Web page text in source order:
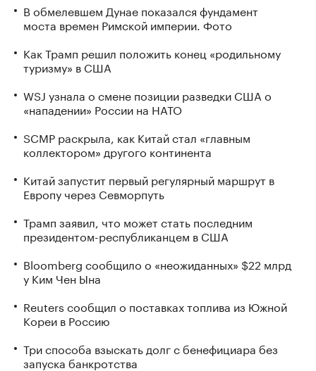
В обмелевшем Дунае показался фундамент
моста времен Римской империи. Фото
Как Трамп решил положить конец «родильному
туризму» в США
WSJ узнала о смене позиции разведки США о
«нападении» России на НАТО
SCMP раскрыла, как Китай стал «главным
коллектором» другого континента
Китай запустит первый регулярный маршрут в
Европу через Севморпуть
Трамп заявил, что может стать последним
президентом-республиканцем в США
Bloomberg сообщило о «неожиданных» $22 млрд
у Ким Чен Ына
Reuters сообщил о поставках топлива из Южной
Кореи в Россию
Три способа взыскать долг с бенефициара без
запуска банкротства